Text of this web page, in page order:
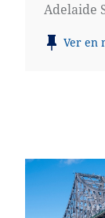
Adelaide
Ver en